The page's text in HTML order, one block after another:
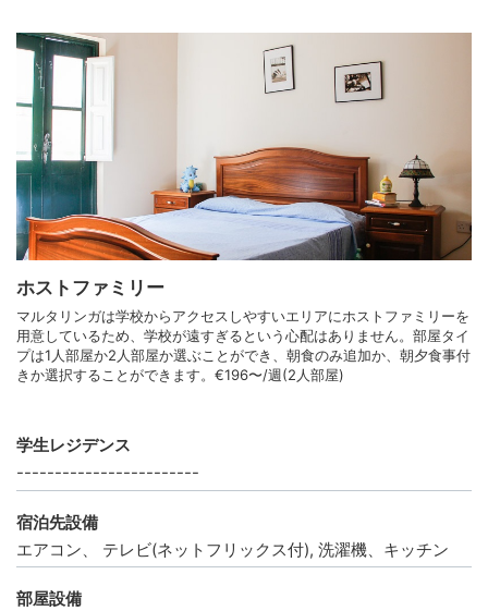
ホストファミリー
マルタリンガは学校からアクセスしやすいエリアにホストファミリーを
用意しているため、学校が遠すぎるという心配はありません。部屋タイ
プは1人部屋か2人部屋か選ぶことができ、朝食のみ追加か、朝夕食事付
きか選択することができます。€196〜/週(2人部屋)
学生レジデンス
------------------------
宿泊先設備
エアコン、 テレビ(ネットフリックス付), 洗濯機、キッチン
部屋設備